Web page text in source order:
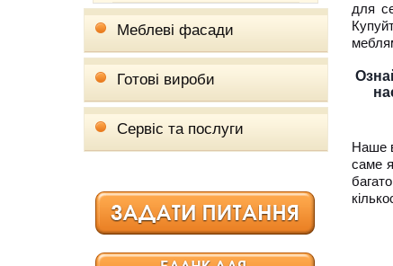
Меблеві фасади
Готові вироби
Сервіс та послуги
для
Наше
саме